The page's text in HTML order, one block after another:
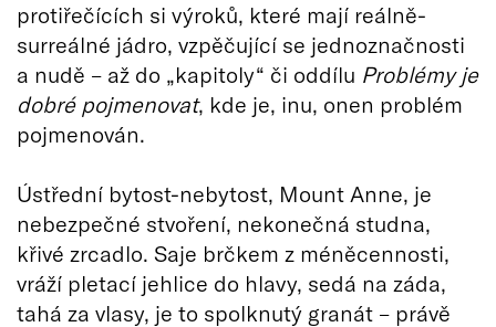
protiřečících si výroků, které mají reálně-
surreálné jádro, vzpěčující se jednoznačnosti
a nudě – až do „kapitoly“ či oddílu Problémy je
dobré pojmenovat, kde je, inu, onen problém
pojmenován.
Ústřední bytost-nebytost, Mount Anne, je
nebezpečné stvoření, nekonečná studna,
křivé zrcadlo. Saje brčkem z méněcennosti,
vráží pletací jehlice do hlavy, sedá na záda,
tahá za vlasy, je to spolknutý granát – právě